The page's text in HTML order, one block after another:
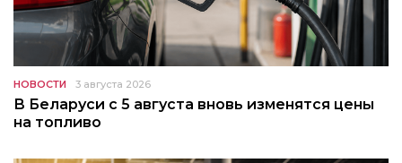
НОВОСТИ 3 августа 2026
В Беларуси с 5 августа вновь изменятся цены
на топливо